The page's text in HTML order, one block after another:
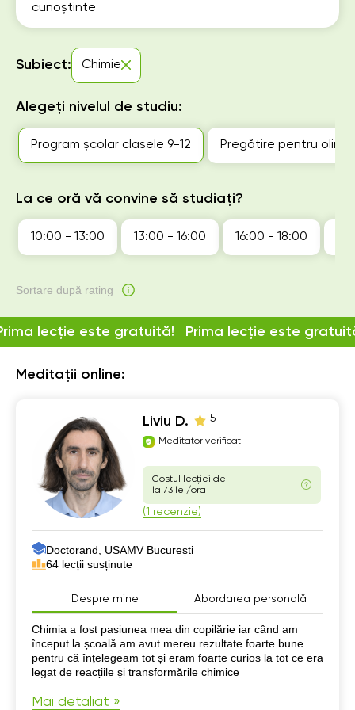
Meditații online:
Liviu D. 5
Meditator verificat
Costul lecției de
la 73 lei/oră
(1 recenzie)
Doctorand, USAMV București
64 lecții susținute
Despre mine Abordarea personală
Despre mine
Chimia a fost pasiunea mea din copilărie iar când am
început la școală am avut mereu rezultate foarte bune
pentru că înțelegeam tot și eram foarte curios la tot ce era
legat de reacțiile și transformările chimice
Mai detaliat »
lecție este gratuită! Prima lecție este
cunoștințe
Subiect: Chimie
Alegeți nivelul de studiu:
Program școlar clasele 9-12 Pregătire pentru
La ce oră vă convine să studiați?
10:00 - 13:00 13:00 - 16:00 16:00 - 18:00
Sortare după rating